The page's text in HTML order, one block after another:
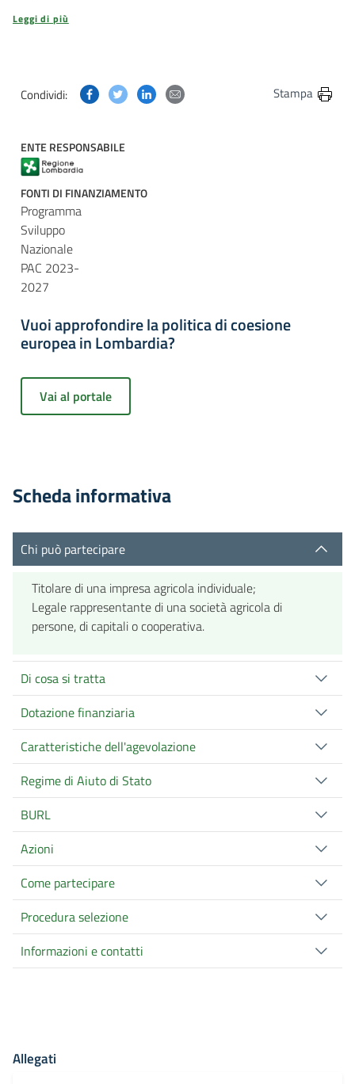
Leggi di più
Condividi: Condividi questa pagina su Facebook
Condividi questa pagina su Twitter
Condividi questa pagina su Linkedin
Condividi questa pagina via
Stampa
ENTE RESPONSABILE
FONTI DI FINANZIAMENTO
Programma
Sviluppo
Nazionale
PAC 2023-
2027
Vuoi approfondire la politica di coesione
europea in Lombardia?
Vai al portale
Scheda informativa
Chi può partecipare
Titolare di una impresa agricola individuale;
Legale rappresentante di una società agricola di
persone, di capitali o cooperativa.
Di cosa si tratta
Dotazione finanziaria
Caratteristiche dell'agevolazione
Regime di Aiuto di Stato
BURL
Azioni
Come partecipare
Procedura selezione
Informazioni e contatti
Allegati